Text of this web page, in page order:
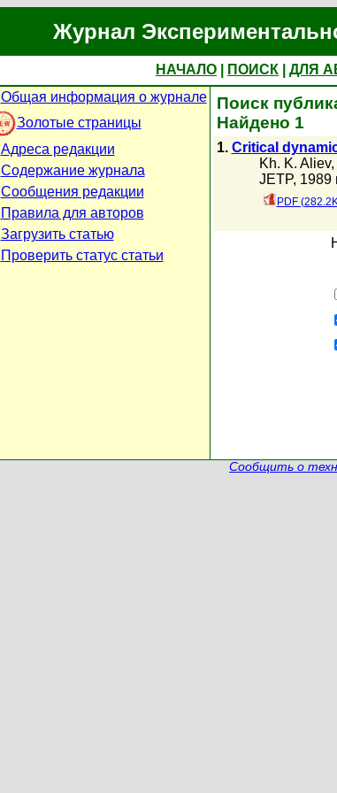
Журнал
НАЧАЛО ПОИСК ДЛЯ
Общая информация о журнале
Золотые страницы
Адреса редакции
Содержание журнала
Сообщения редакции
Правила для авторов
Загрузить статью
Проверить статус статьи
Поиск
Найдено 1
1. Critical
Kh. K. Aliev,
JETP, 1989
PDF
Сообщить о